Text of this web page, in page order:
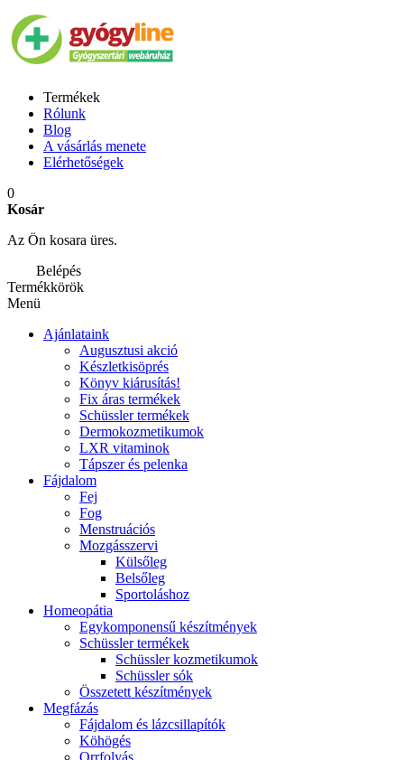
Termékek
Rólunk
Blog
A vásárlás menete
Elérhetőségek
0
Kosár
Az Ön kosara üres.
Belépés
Termékkörök
Menü
Ajánlataink
Augusztusi akció
Készletkisöprés
Könyv kiárusítás!
Fix áras termékek
Schüssler termékek
Dermokozmetikumok
LXR vitaminok
Tápszer és pelenka
Fájdalom
Fej
Fog
Menstruációs
Mozgásszervi
Külsőleg
Belsőleg
Sportoláshoz
Homeopátia
Egykomponensű készítmények
Schüssler termékek
Schüssler kozmetikumok
Schüssler sók
Összetett készítmények
Megfázás
Fájdalom és lázcsillapítók
Köhögés
Orrfolyás